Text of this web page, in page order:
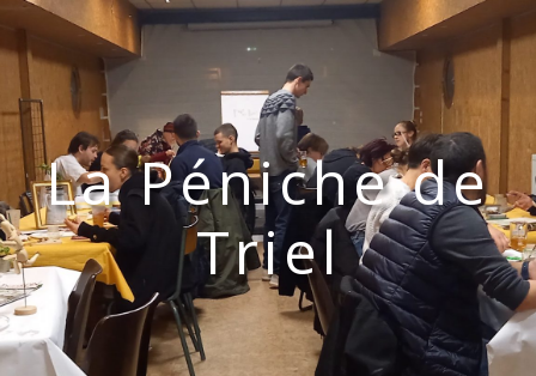
La Péniche de
Triel